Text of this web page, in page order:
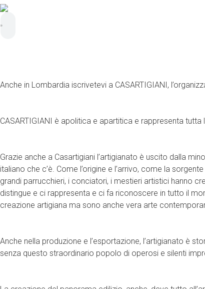
Anche in Lombardia iscrivetevi a CASARTIGIANI,
CASARTIGIANI è apolitica e apartitica e rappresenta tutta
Grazie anche a Casartigiani l’artigianato è uscito dalla
italiano che c’è. Come l’origine e l’arrivo, come la
grandi parrucchieri, i conciatori, i mestieri artistici hanno
distingue e ci rappresenta e ci fa riconoscere in tutto il
creazione artigiana ma sono anche vera arte
Anche nella produzione e l’esportazione, l’artigianato è
senza questo straordinario popolo di operosi e silenti